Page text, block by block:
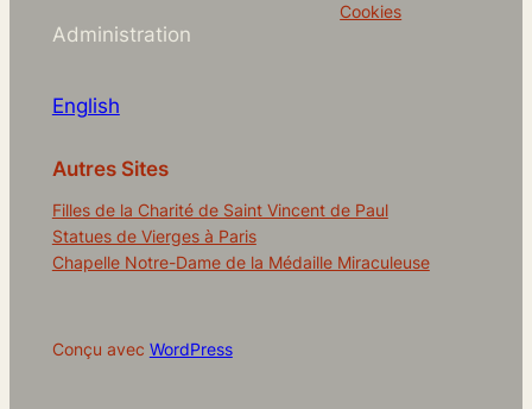
Administration
English
Cookies
Autres Sites
Filles de la Charité de Saint Vincent de Paul
Statues de Vierges à Paris
Chapelle Notre-Dame de la Médaille Miraculeuse
Conçu avec WordPress